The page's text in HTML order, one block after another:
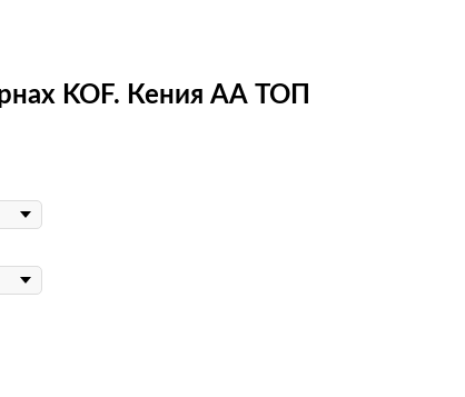
KOF. Кения АА ТОП